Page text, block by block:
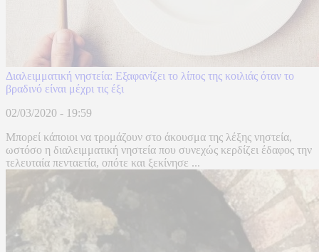
Διαλειμματική νηστεία: Εξαφανίζει το λίπος της κοιλιάς όταν το
βραδινό είναι μέχρι τις έξι
02/03/2020 - 19:59
Μπορεί κάποιοι να τρομάζουν στο άκουσμα της λέξης νηστεία,
ωστόσο η διαλειμματική νηστεία που συνεχώς κερδίζει έδαφος την
τελευταία πενταετία, οπότε και ξεκίνησε ...